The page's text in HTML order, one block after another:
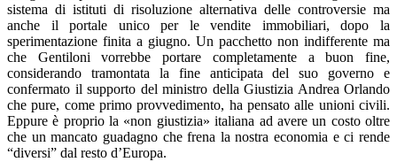
sistema di istituti di risoluzione alternativa delle controversie ma
anche il portale unico per le vendite immobiliari, dopo la
sperimentazione finita a giugno. Un pacchetto non indifferente ma
che Gentiloni vorrebbe portare completamente a buon fine,
considerando tramontata la fine anticipata del suo governo e
confermato il supporto del ministro della Giustizia Andrea Orlando
che pure, come primo provvedimento, ha pensato alle unioni civili.
Eppure è proprio la «non giustizia» italiana ad avere un costo oltre
che un mancato guadagno che frena la nostra economia e ci rende
“diversi” dal resto d’Europa.